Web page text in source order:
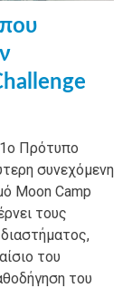
1ο Πρότυπο
συνεχόμενη
Moon Camp
τους
του
του